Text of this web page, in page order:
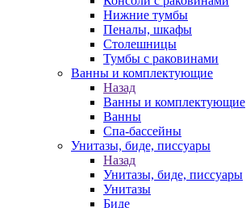
Нижние тумбы
Пеналы, шкафы
Столешницы
Тумбы с раковинами
Ванны и комплектующие
Назад
Ванны и комплектующие
Ванны
Спа-бассейны
Унитазы, биде, писсуары
Назад
Унитазы, биде, писсуары
Унитазы
Биде